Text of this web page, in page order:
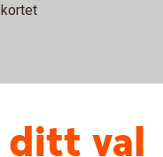
ditt val